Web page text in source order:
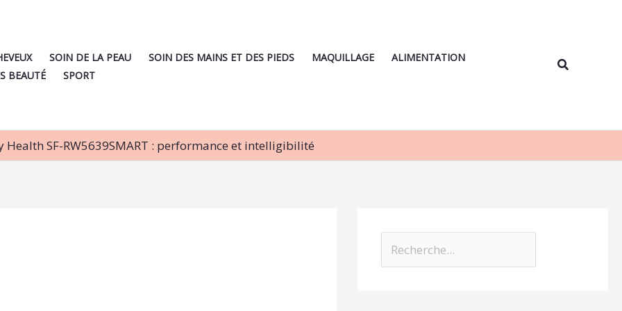
SOIN DE LA PEAU SOIN DES MAINS ET DES PIEDS MAQUILLAGE
ALIMENTATION
BEAUTÉ
SPORT
SF-RW5639SMART : performance et intelligibilité